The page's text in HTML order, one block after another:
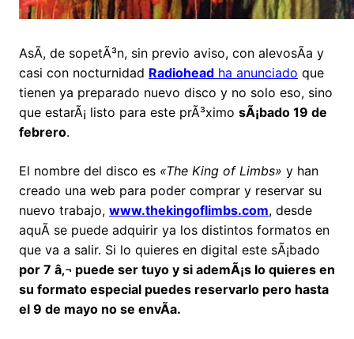
AsÃ­, de sopetÃ³n, sin previo aviso, con alevosÃ­a y
casi con nocturnidad Radiohead ha anunciado que
tienen ya preparado nuevo disco y no solo eso, sino
que estarÃ¡ listo para este prÃ³ximo sÃ¡bado 19 de
febrero.
El nombre del disco es «The King of Limbs» y han
creado una web para poder comprar y reservar su
nuevo trabajo, www.thekingoflimbs.com, desde
aquÃ­ se puede adquirir ya los distintos formatos en
que va a salir. Si lo quieres en digital este sÃ¡bado
por 7 â‚¬ puede ser tuyo y si ademÃ¡s lo quieres en
su formato especial puedes reservarlo pero hasta
el 9 de mayo no se envÃ­a.